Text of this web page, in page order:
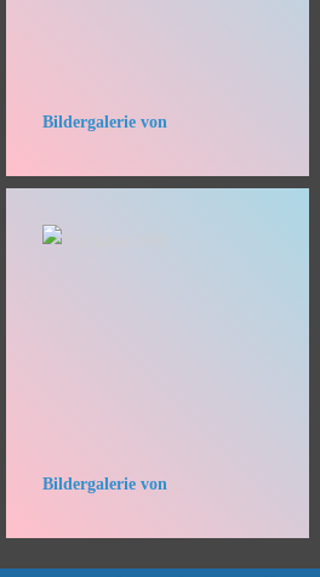
Bildergalerie von
Bildergalerie von